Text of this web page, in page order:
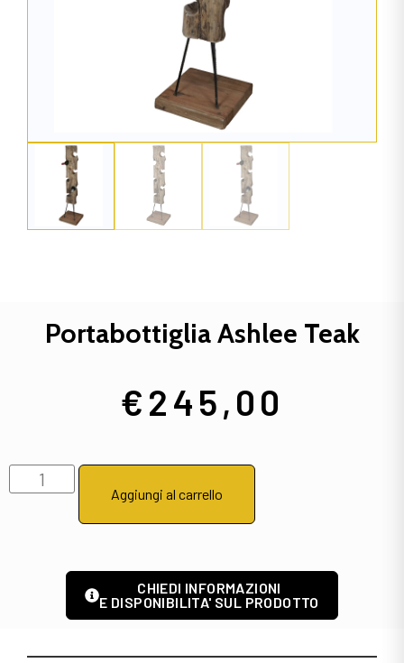
Portabottiglia Ashlee Teak
€245,00
Aggiungi al carrello
CHIEDI INFORMAZIONI
E DISPONIBILITA' SUL PRODOTTO